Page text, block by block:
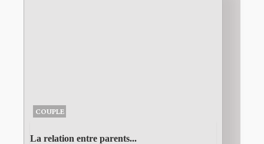
COUPLE
La relation entre parents...